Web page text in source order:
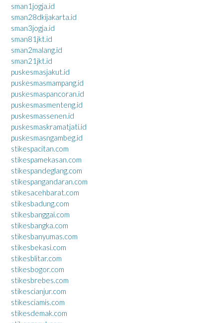
sman1jogja.id
sman28dkijakarta.id
sman3jogja.id
sman81jkt.id
sman2malang.id
sman21jkt.id
puskesmasjakut.id
puskesmasmampang.id
puskesmaspancoran.id
puskesmasmenteng.id
puskesmassenen.id
puskesmaskramatjati.id
puskesmasngambeg.id
stikespacitan.com
stikespamekasan.com
stikespandeglang.com
stikespangandaran.com
stikesacehbarat.com
stikesbadung.com
stikesbanggai.com
stikesbangka.com
stikesbanyumas.com
stikesbekasi.com
stikesblitar.com
stikesbogor.com
stikesbrebes.com
stikescianjur.com
stikesciamis.com
stikesdemak.com